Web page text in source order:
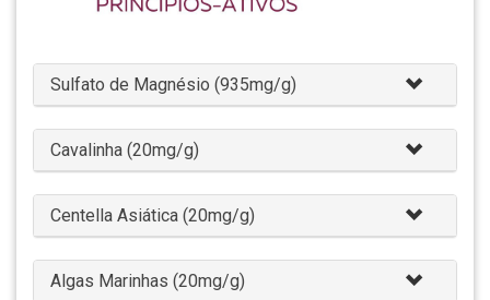
Sulfato de Magnésio (935mg/g)
Cavalinha (20mg/g)
Centella Asiática (20mg/g)
Algas Marinhas (20mg/g)